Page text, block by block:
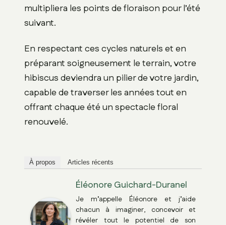
multipliera les points de floraison pour l’été
suivant.
En respectant ces cycles naturels et en
préparant soigneusement le terrain, votre
hibiscus deviendra un pilier de votre jardin,
capable de traverser les années tout en
offrant chaque été un spectacle floral
renouvelé.
À propos Articles récents
Éléonore Guichard-Duranel
Je m’appelle Éléonore et j’aide
chacun à imaginer, concevoir et
révéler tout le potentiel de son